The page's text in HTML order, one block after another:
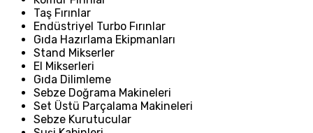
Taş Fırınlar
Endüstriyel Turbo Fırınlar
Gıda Hazırlama Ekipmanları
Stand Mikserler
El Mikserleri
Gıda Dilimleme
Sebze Doğrama Makineleri
Set Üstü Parçalama Makineleri
Sebze Kurutucular